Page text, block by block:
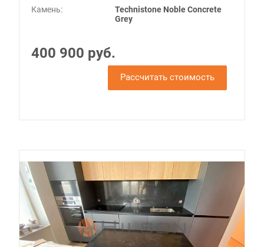
Камень:
Technistone Noble Concrete
Grey
400 900 руб.
Рассчитать стоимость